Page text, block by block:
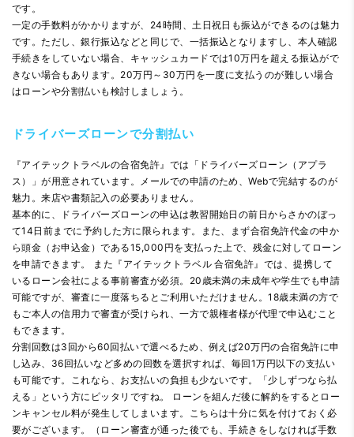
です。
一定の手数料がかかりますが、24時間、土日祝日も振込ができるのは魅力
です。ただし、銀行振込などと同じで、一括振込となりますし、本人確認
手続きをしていない場合、キャッシュカードでは10万円を超える振込がで
きない場合もあります。20万円～30万円を一度に支払うのが難しい場合
はローンや分割払いも検討しましょう。
ドライバーズローンで分割払い
『アイテックトラベルの合宿免許』では「ドライバーズローン（アプラ
ス）」が用意されています。メールでの申請のため、Webで完結するのが
魅力。来店や書類記入の必要ありません。
基本的に、ドライバーズローンの申込は教習開始日の前日からさかのぼっ
て14日前までに予約した方に限られます。また、まず合宿免許代金の中か
ら頭金（お申込金）である15,000円を支払った上で、残金に対してローン
を申請できます。 また『アイテックトラベル 合宿免許』では、提携して
いるローン会社による事前審査が必須。20歳未満の未成年や学生でも申請
可能ですが、審査に一度落ちるとご利用いただけません。18歳未満の方で
もご本人の信用力で審査が受けられ、一方で親権者様が代理で申込むこと
もできます。
分割回数は3回から60回払いで選べるため、例えば20万円の合宿免許に申
し込み、36回払いなど多めの回数を選択すれば、毎回1万円以下の支払い
も可能です。これなら、お支払いの負担も少ないです。「少しずつなら払
える」という方にピッタリですね。 ローンを組んだ後に解約をするとロー
ンキャンセル料が発生してしまいます。こちらは十分に気を付けておく必
要がございます。（ローン審査が通った後でも、手続きをしなければ手数